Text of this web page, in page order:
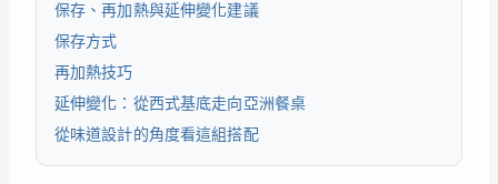
保存、再加熱與延伸變化建議
保存方式
再加熱技巧
延伸變化：從西式基底走向亞洲餐桌
從味道設計的角度看這組搭配